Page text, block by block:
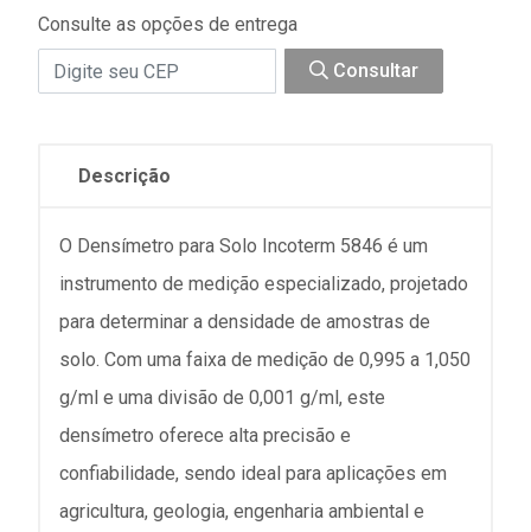
Consulte as opções de entrega
Consultar
Descrição
O Densímetro para Solo Incoterm 5846 é um
instrumento de medição especializado, projetado
para determinar a densidade de amostras de
solo. Com uma faixa de medição de 0,995 a 1,050
g/ml e uma divisão de 0,001 g/ml, este
densímetro oferece alta precisão e
confiabilidade, sendo ideal para aplicações em
agricultura, geologia, engenharia ambiental e